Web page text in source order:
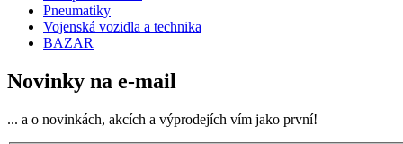
Pneumatiky
Vojenská vozidla a technika
BAZAR
Novinky na e-mail
... a o novinkách, akcích a výprodejích vím jako první!